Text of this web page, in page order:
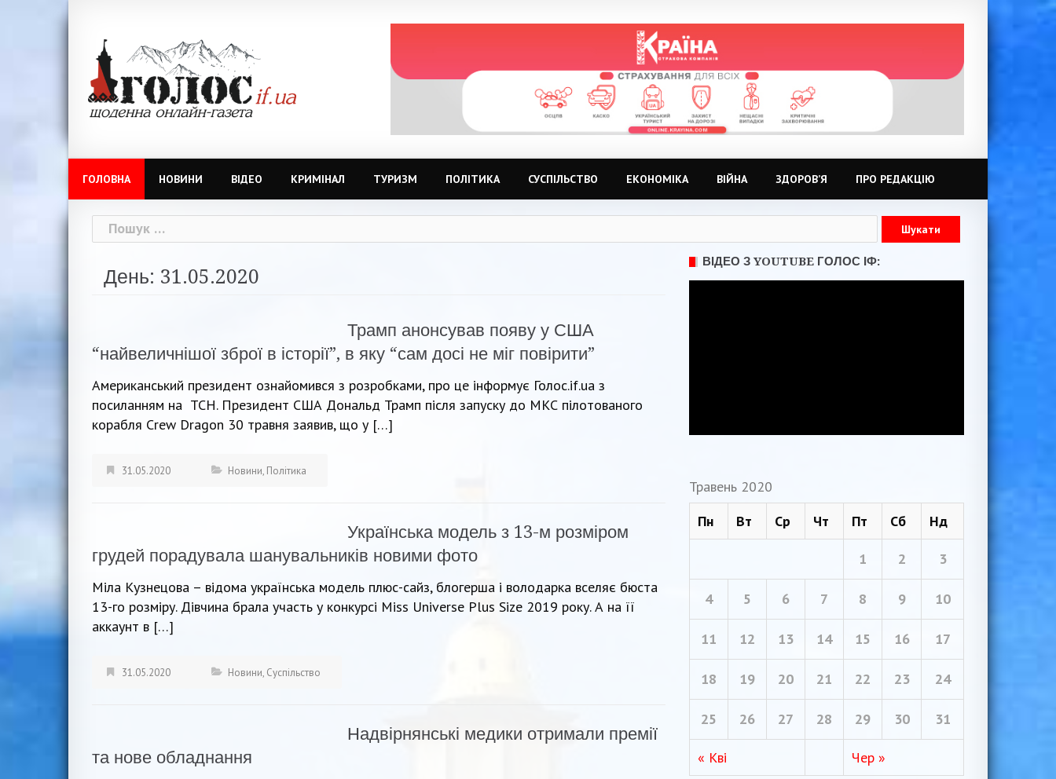
ГОЛОВНА НОВИНИ ВІДЕО КРИМІНАЛ ТУРИЗМ ПОЛІТИКА СУСПІЛЬСТВО ЕКОНОМІКА ВІЙНА ЗДОРОВ’Я ПРО РЕДАКЦІЮ
Пошук:
День: 31.05.2020
Трамп анонсував появу у США
“найвеличнішої зброї в історії”, в яку “сам досі не міг повірити”
Американський президент ознайомився з розробками, про це інформує Голос.if.ua з
посиланням на ТСН. Президент США Дональд Трамп після запуску до МКС пілотованого
корабля Crew Dragon 30 травня заявив, що у […]
31.05.2020 Новини, Політика
Українська модель з 13-м розміром
грудей порадувала шанувальників новими фото
Міла Кузнецова – відома українська модель плюс-сайз, блогерша і володарка вселяє бюста
13-го розміру. Дівчина брала участь у конкурсі Miss Universe Plus Size 2019 року. А на її
аккаунт в […]
31.05.2020 Новини, Суспільство
Надвірнянські медики отримали премії
та нове обладнання
ВІДЕО З YOUTUBE ГОЛОС ІФ:
Травень 2020
Пн
Вт Ср Чт Пт Сб Нд
« Кві Чер »
1 2 3
4 5 6 7 8 9 10
11 12 13 14 15 16 17
18 19 20 21 22 23 24
25 26 27 28 29 30 31